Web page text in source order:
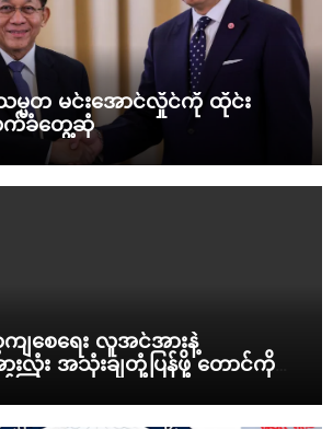
မ္မတ မင်းအောင်လှိုင်ကို ထိုင်း
လက်ခံတွေ့ဆုံ
ျစေရေး လူအင်အားနဲ့
းလုံး အသုံးချတုံ့ပြန်ဖို့ တောင်ကိုရီး